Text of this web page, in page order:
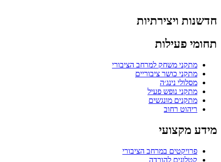
חדשנות ויצירתיות
תחומי פעילות
מתקני משחק למרחב הציבורי
מתקני כושר ציבוריים
מסלולי נינג׳ה
מתקני נופש פעיל
מתקנים מונגשים
ריהוט רחוב
מידע מקצועי
פרויקטים במרחב הציבורי
קטלוגים להורדה